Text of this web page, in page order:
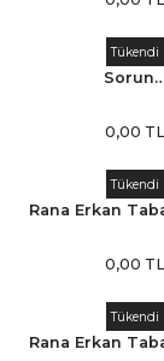
Tükendi
0,00 TL
Tükendi
Rana Erkan
0,00 TL
Tükendi
Rana Erkan